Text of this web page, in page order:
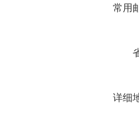
常用
详细